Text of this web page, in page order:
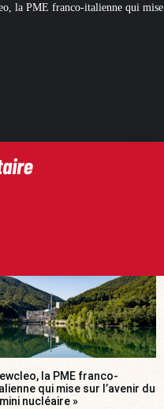
l’avenir du « mini nucléaire »
la PME franco-
qui mise sur l’avenir du
nucléaire »